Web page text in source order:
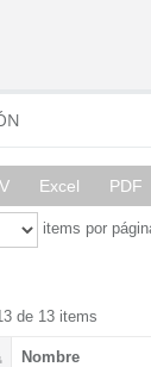
Excel PDF
items por
de 13 items
Nombre